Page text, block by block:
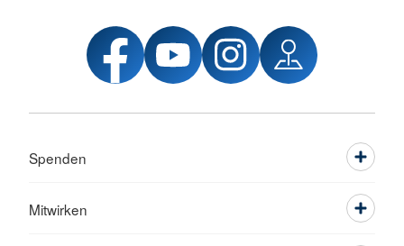
Spenden
Mitwirken